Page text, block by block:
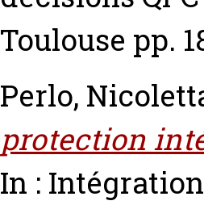
Toulouse pp.
Perlo,
protection
In :